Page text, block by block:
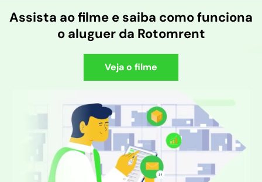
Assista ao filme e saiba como funciona
o aluguer da Rotomrent
Veja o filme